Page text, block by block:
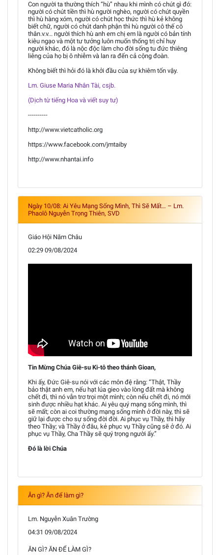
Con người ta thường thích “hù” nhau khi mình có chút gì đó:
người có chút tiền thì hù người nghèo, người có chút quyền
thì hù hàng xóm, người có chút học thức thì hù kẻ không
biết chữ, người có chút danh phận thì hù người cô thế cô
thân.v.v... người thích hù anh em chị em là người có bản tính
kiêu ngạo và một tư tưởng luôn muốn thống trị chỉ huy
người khác, đó là nộc độc làm cho đời sống tu đức thiêng
liêng của họ bị ô nhiễm và lan ra đến cả cộng đoàn.
Không biết thì hỏi đó là khởi đầu của sự khiêm tốn vậy.
Lm. Giuse Maria Nhân Tài, csjb.
(Dịch từ tiếng Hoa và viết suy tư)
----------
http://www.vietcatholic.org
https://www.facebook.com/jmtaiby
http://www.nhantai.info
Ngày 10/08: Ai Yêu Mạng Sống Mình, Thì Sẽ Mất… – Lm.
Phaolô Nguyễn Trọng Thiên, SVD
Giáo Hội Năm Châu
02:29 09/08/2024
Tin Mừng Chúa Giê-su Ki-tô theo thánh Gioan,
Khi ấy, Đức Giê-su nói với các môn đệ rằng: “Thật, Thầy
bảo thật anh em, nếu hạt lúa gieo vào lòng đất mà không
chết đi, thì nó vẫn trơ trọi một mình; còn nếu chết đi, nó mới
sinh được nhiều hạt khác. Ai yêu quý mạng sống mình, thì
sẽ mất; còn ai coi thường mạng sống mình ở đời này, thì sẽ
giữ lại được cho sự sống đời đời. Ai phục vụ Thầy, thì hãy
theo Thầy; và Thầy ở đâu, kẻ phục vụ Thầy cũng sẽ ở đó. Ai
phục vụ Thầy, Cha Thầy sẽ quý trọng người ấy.”
Đó là lời Chúa
Ăn gì? Ăn để làm gì?
Lm. Nguyễn Xuân Trường
04:31 09/08/2024
ĂN GÌ? ĂN ĐỂ LÀM GÌ?